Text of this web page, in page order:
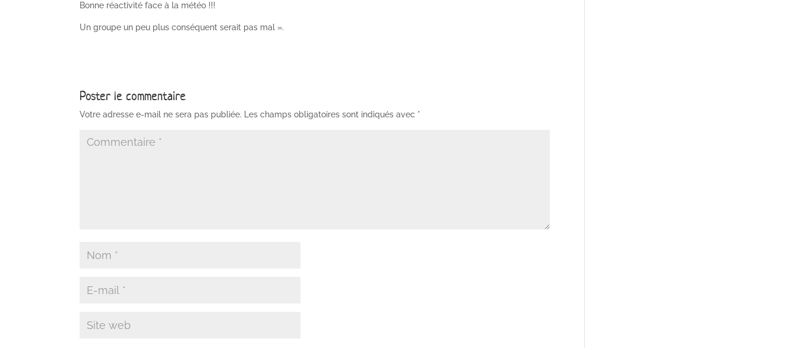
Bonne réactivité face à la météo !!!
Un groupe un peu plus conséquent serait pas mal ».
Poster le commentaire
Votre adresse e-mail ne sera pas publiée. Les champs obligatoires sont indiqués avec *